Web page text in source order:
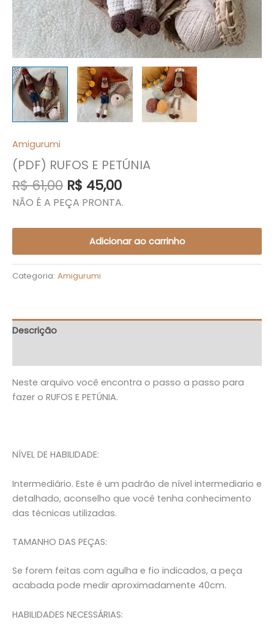
Amigurumi
(PDF) RUFOS E PETÚNIA
R$61,00 R$ 45,00
NÃO É A PEÇA PRONTA.
Adicionar ao carrinho
Categoria: Amigurumi
Descrição
Neste arquivo você encontra o passo a passo para
fazer o RUFOS E PETÚNIA.
NÍVEL DE HABILIDADE:
Intermediário. Este é um padrão de nível intermediario e
detalhado, aconselho que você tenha conhecimento
das técnicas utilizadas.
TAMANHO DAS PEÇAS:
Se forem feitas com agulha e fio indicados, a peça
acabada pode medir aproximadamente 40cm.
HABILIDADES NECESSÁRIAS: